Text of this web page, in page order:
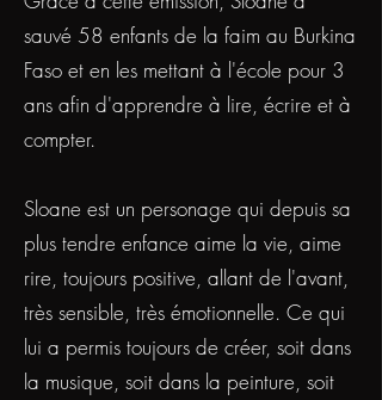
sauvé 58 enfants de la faim au Burkina
Faso et en les mettant à l'école pour 3
ans afin d'apprendre à lire, écrire et à
compter.​
Sloane est un personage qui depuis sa
plus tendre enfance aime la vie, aime
rire, toujours positive, allant de l'avant,
très sensible, très émotionnelle. Ce qui
lui a permis toujours de créer, soit dans
la musique, soit dans la peinture, soit